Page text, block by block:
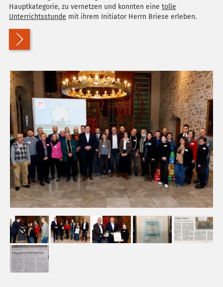
Hauptkategorie, zu vernetzen und konnten eine tolle
Unterrichtsstunde mit ihrem Initiator Herrn Briese erleben.